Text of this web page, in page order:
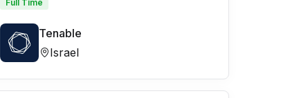
Full Time
Tenable
Israel